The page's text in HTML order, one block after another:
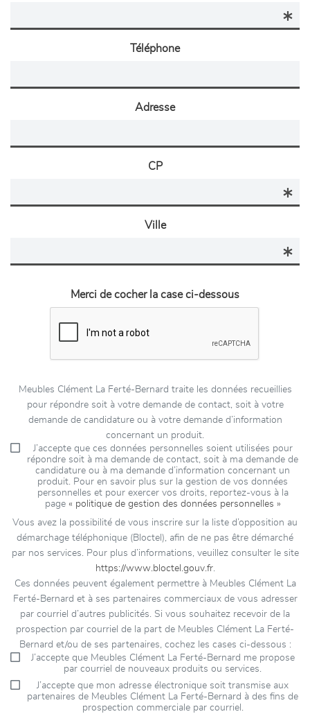
Téléphone
Adresse
CP
Ville
Merci de cocher la case ci-dessous
Meubles Clément La Ferté-Bernard traite les données recueillies
pour répondre soit à votre demande de contact, soit à votre
demande de candidature ou à votre demande d’information
concernant un produit.
J’accepte que ces données personnelles soient utilisées pour
répondre soit à ma demande de contact, soit à ma demande de
candidature ou à ma demande d’information concernant un
produit. Pour en savoir plus sur la gestion de vos données
personnelles et pour exercer vos droits, reportez-vous à la
page « politique de gestion des données personnelles »
Vous avez la possibilité de vous inscrire sur la liste d’opposition au
démarchage téléphonique (Bloctel), afin de ne pas être démarché
par nos services. Pour plus d’informations, veuillez consulter le site
https://www.bloctel.gouv.fr.
Ces données peuvent également permettre à Meubles Clément La
Ferté-Bernard et à ses partenaires commerciaux de vous adresser
par courriel d’autres publicités. Si vous souhaitez recevoir de la
prospection par courriel de la part de Meubles Clément La Ferté-
Bernard et/ou de ses partenaires, cochez les cases ci-dessous :
J’accepte que Meubles Clément La Ferté-Bernard me propose
par courriel de nouveaux produits ou services.
J’accepte que mon adresse électronique soit transmise aux
partenaires de Meubles Clément La Ferté-Bernard à des fins de
prospection commerciale par courriel.